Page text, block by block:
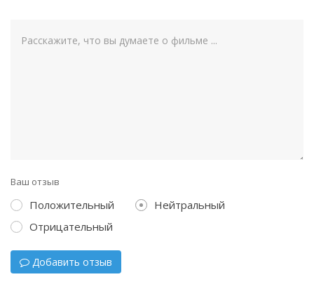
Ваш отзыв
Положительный
Нейтральный
Отрицательный
Добавить отзыв